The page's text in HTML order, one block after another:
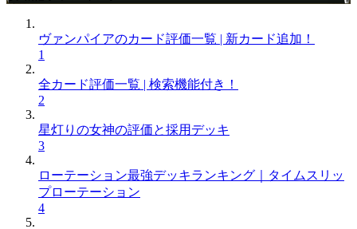
ヴァンパイアのカード評価一覧 | 新カード追加！
1
全カード評価一覧 | 検索機能付き！
2
星灯りの女神の評価と採用デッキ
3
ローテーション最強デッキランキング｜タイムスリッ
プローテーション
4